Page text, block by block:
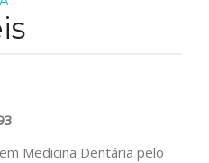
Medicina Dentária pelo